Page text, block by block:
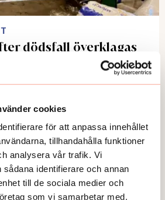
cookies
för att anpassa innehållet
tillhandahålla funktioner
analysera vår trafik. Vi
identifierare och annan
till de sociala medier och
som vi samarbetar med.
dödsfall överklagas
några av våra
granskningar.